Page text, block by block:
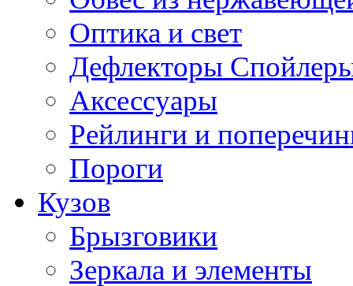
Оптика и свет
Дефлекторы
Аксессуары
Рейлинги и
Пороги
Кузов
Брызговики
Зеркала и элементы